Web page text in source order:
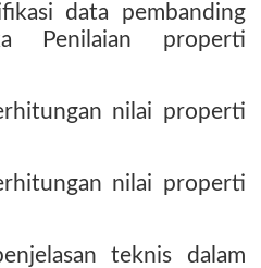
data pembanding
Penilaian properti
nilai properti
nilai properti
teknis dalam